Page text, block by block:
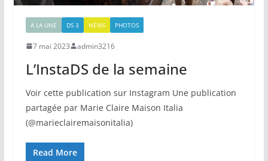
A LA UNE DS 3 NEWS PHOTOS
7 mai 2023 admin3216
L’InstaDS de la semaine
Voir cette publication sur Instagram Une publication
partagée par Marie Claire Maison Italia
(@marieclairemaisonitalia)
Read More